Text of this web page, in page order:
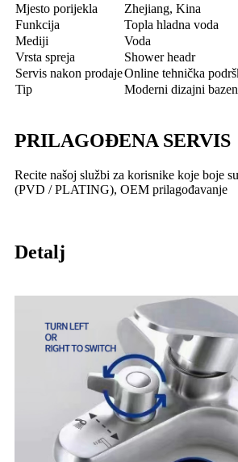
Mjesto porijekla
Zhejiang, Kina
Funkcija
Topla hladna voda
Mediji
Voda
Vrsta spreja
Shower headr
Servis nakon prodajeOnline tehnička
Tip
Moderni dizajni
PRILAGOĐENA SERVIS
Recite našoj službi za korisnike koje boje
(PVD / PLATING), OEM prilagođavanje
Detalj